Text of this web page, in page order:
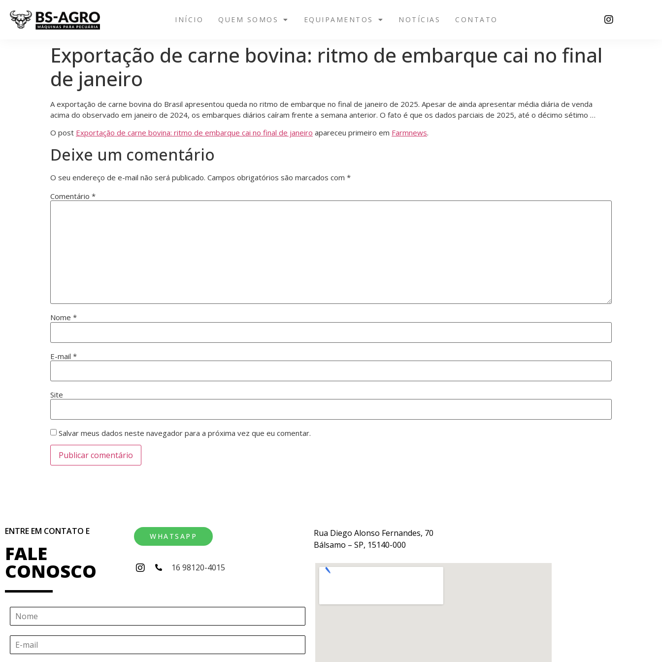
INÍCIO QUEM SOMOS EQUIPAMENTOS NOTÍCIAS CONTATO
Exportação de carne bovina: ritmo de embarque cai no final
de janeiro
A exportação de carne bovina do Brasil apresentou queda no ritmo de embarque no final de janeiro de 2025. Apesar de ainda apresentar média diária de venda
acima do observado em janeiro de 2024, os embarques diários caíram frente a semana anterior. O fato é que os dados parciais de 2025, até o décimo sétimo …
O post Exportação de carne bovina: ritmo de embarque cai no final de janeiro apareceu primeiro em Farmnews.
Deixe um comentário
O seu endereço de e-mail não será publicado. Campos obrigatórios são marcados com *
Comentário *
Nome *
E-mail *
Site
Salvar meus dados neste navegador para a próxima vez que eu comentar.
ENTRE EM CONTATO E
FALE
CONOSCO
WHATSAPP
16 98120-4015
Rua Diego Alonso Fernandes, 70
Bálsamo – SP, 15140-000
N
E